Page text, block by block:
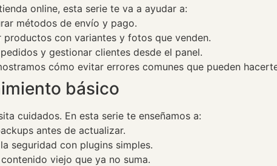
online, esta serie te va a ayudar a:
métodos de envío y pago.
productos con variantes y fotos que venden.
y gestionar clientes desde el panel.
cómo evitar errores comunes que pueden
básico
cuidados. En esta serie te enseñamos a:
antes de actualizar.
seguridad con plugins simples.
viejo que ya no suma.